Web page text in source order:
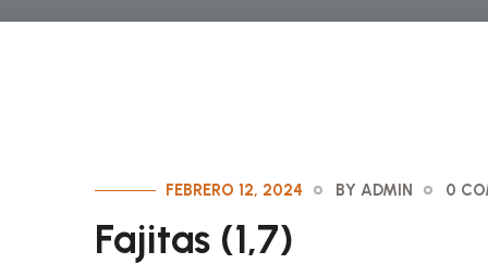
FEBRERO 12, 2024 BY ADMIN 0
Fajitas (1,7)